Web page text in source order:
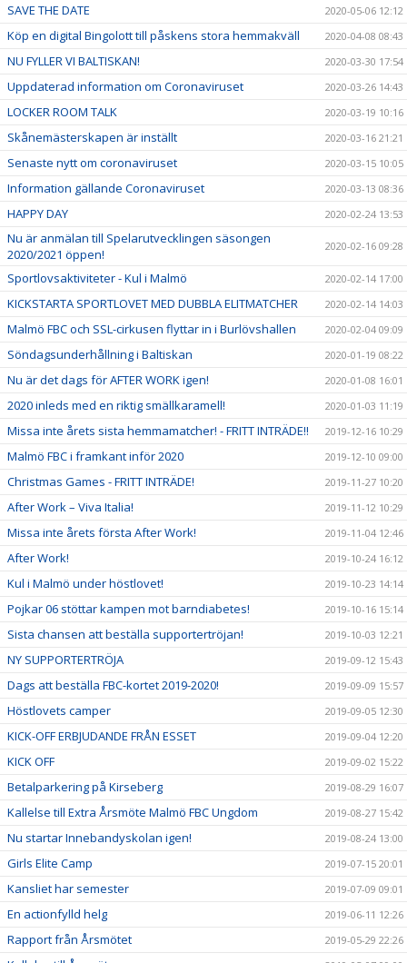
SAVE THE DATE 2020-05-06 12:12
Köp en digital Bingolott till påskens stora hemmakväll 2020-04-08 08:43
NU FYLLER VI BALTISKAN! 2020-03-30 17:54
Uppdaterad information om Coronaviruset 2020-03-26 14:43
LOCKER ROOM TALK 2020-03-19 10:16
Skånemästerskapen är inställt 2020-03-16 21:21
Senaste nytt om coronaviruset 2020-03-15 10:05
Information gällande Coronaviruset 2020-03-13 08:36
HAPPY DAY 2020-02-24 13:53
Nu är anmälan till Spelarutvecklingen säsongen
2020/2021 öppen!
2020-02-16 09:28
Sportlovsaktiviteter - Kul i Malmö 2020-02-14 17:00
KICKSTARTA SPORTLOVET MED DUBBLA ELITMATCHER 2020-02-14 14:03
Malmö FBC och SSL-cirkusen flyttar in i Burlövshallen 2020-02-04 09:09
Söndagsunderhållning i Baltiskan 2020-01-19 08:22
Nu är det dags för AFTER WORK igen! 2020-01-08 16:01
2020 inleds med en riktig smällkaramell! 2020-01-03 11:19
Missa inte årets sista hemmamatcher! - FRITT INTRÄDE!! 2019-12-16 10:29
Malmö FBC i framkant inför 2020 2019-12-10 09:00
Christmas Games - FRITT INTRÄDE! 2019-11-27 10:20
After Work – Viva Italia! 2019-11-12 10:29
Missa inte årets första After Work! 2019-11-04 12:46
After Work! 2019-10-24 16:12
Kul i Malmö under höstlovet! 2019-10-23 14:14
Pojkar 06 stöttar kampen mot barndiabetes! 2019-10-16 15:14
Sista chansen att beställa supportertröjan! 2019-10-03 12:21
NY SUPPORTERTRÖJA 2019-09-12 15:43
Dags att beställa FBC-kortet 2019-2020! 2019-09-09 15:57
Höstlovets camper 2019-09-05 12:30
KICK-OFF ERBJUDANDE FRÅN ESSET 2019-09-04 12:20
KICK OFF 2019-09-02 15:22
Betalparkering på Kirseberg 2019-08-29 16:07
Kallelse till Extra Årsmöte Malmö FBC Ungdom 2019-08-27 15:42
Nu startar Innebandyskolan igen! 2019-08-24 13:00
Girls Elite Camp 2019-07-15 20:01
Kansliet har semester 2019-07-09 09:01
En actionfylld helg 2019-06-11 12:26
Rapport från Årsmötet 2019-05-29 22:26